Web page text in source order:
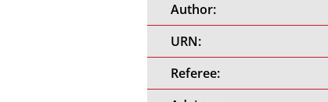
Author:
URN:
Referee: